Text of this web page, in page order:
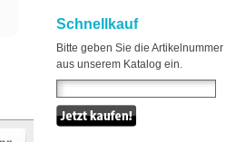
Schnellkauf
Bitte geben Sie die Artikelnummer
aus unserem Katalog ein.